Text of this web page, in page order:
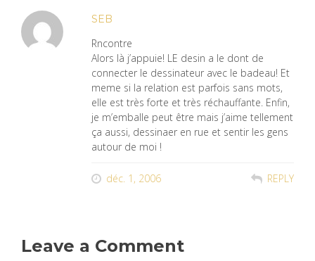
SEB
Rncontre
Alors là j’appuie! LE desin a le dont de
connecter le dessinateur avec le badeau! Et
meme si la relation est parfois sans mots,
elle est très forte et très réchauffante. Enfin,
je m’emballe peut être mais j’aime tellement
ça aussi, dessinaer en rue et sentir les gens
autour de moi !
déc. 1, 2006 REPLY
Leave a Comment